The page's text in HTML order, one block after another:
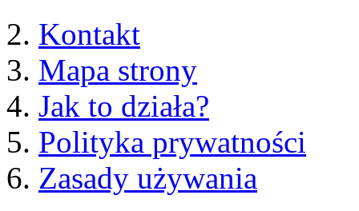
Kontakt
Mapa strony
Jak to działa?
Polityka prywatności
Zasady używania